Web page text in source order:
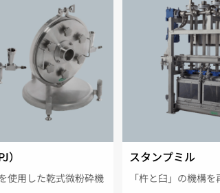
使用した乾式微粉砕機
スタンプミル
「杵と臼」の機構